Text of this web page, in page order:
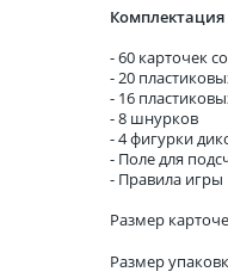
Комплектация
- 60 карточек
- 20
- 16
- 8 шнурков
- 4 фигурки
- Поле для
- Правила игры
Размер
Размер